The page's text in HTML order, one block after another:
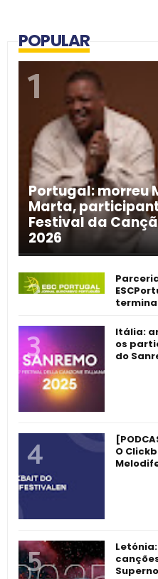
POPULAR
Portugal: morreu
Marta,
Festival da
2026
Itália:
os
do
O